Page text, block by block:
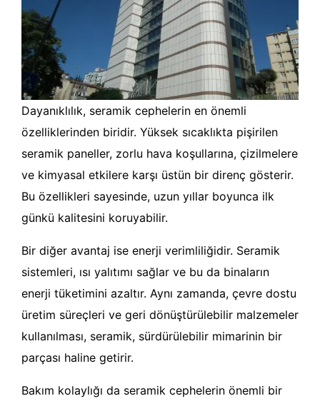
Dayanıklılık, seramik cephelerin en önemli
özelliklerinden biridir. Yüksek sıcaklıkta pişirilen
seramik paneller, zorlu hava koşullarına, çizilmelere
ve kimyasal etkilere karşı üstün bir direnç gösterir.
Bu özellikleri sayesinde, uzun yıllar boyunca ilk
günkü kalitesini koruyabilir.
Bir diğer avantaj ise enerji verimliliğidir. Seramik
sistemleri, ısı yalıtımı sağlar ve bu da binaların
enerji tüketimini azaltır. Aynı zamanda, çevre dostu
üretim süreçleri ve geri dönüştürülebilir malzemeler
kullanılması, seramik, sürdürülebilir mimarinin bir
parçası haline getirir.
Bakım kolaylığı da seramik cephelerin önemli bir